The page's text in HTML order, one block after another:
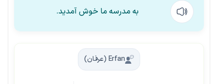
به مدرسه ما خوش آمدید.
Erfan (عرفان)